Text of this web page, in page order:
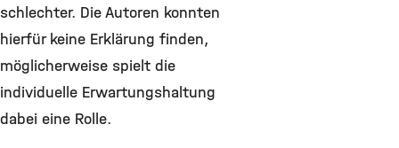
schlechter. Die Autoren konnten
hierfür keine Erklärung finden,
möglicherweise spielt die
individuelle Erwartungshaltung
dabei eine Rolle.